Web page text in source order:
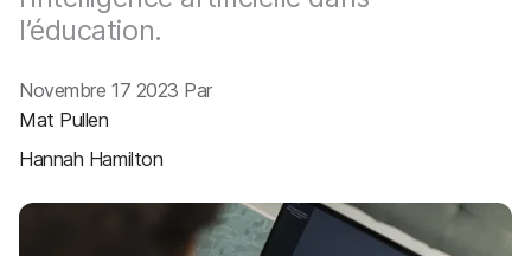
a
l’éducation.
Novembre 17 2023 Par
Mat Pullen
Hannah Hamilton